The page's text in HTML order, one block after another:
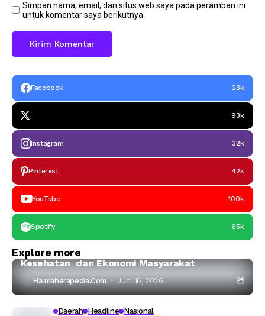
Simpan nama, email, dan situs web saya pada peramban ini
untuk komentar saya berikutnya.
Facebook 23k
93k
Instagram 32k
Pinterest 42k
YouTube 100k
Spotify 65k
Explore more
Ahli IPB:Tambang Nikel di Haltim Ancam Laut,
Kesehatan dan Ekonomi Masyarakat
Halmaherapedia.com Juni 16, 2026
Daerah Headline Nasional